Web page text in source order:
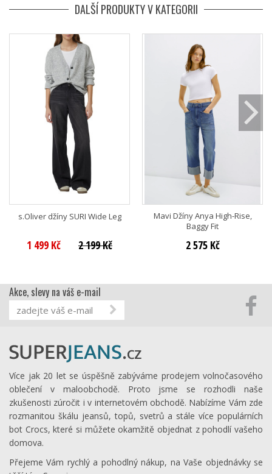
DALŠÍ PRODUKTY V KATEGORII
s.Oliver džíny SURI Wide Leg
1 499 Kč 2 199 Kč
Mavi Džíny Anya High-Rise,
Baggy Fit
2 575 Kč
Akce, slevy na váš e-mail
Více jak 20 let se úspěšně zabýváme prodejem volnočasového
oblečení v maloobchodě. Proto jsme se rozhodli naše
zkušenosti zúročit i v internetovém obchodě. Nabízíme Vám zde
rozmanitou škálu jeansů, topů, svetrů a stále více populárních
bot Crocs, které si můžete okamžitě objednat z pohodlí vašeho
domova.
Přejeme Vám rychlý a pohodlný nákup, na Vaše objednávky se